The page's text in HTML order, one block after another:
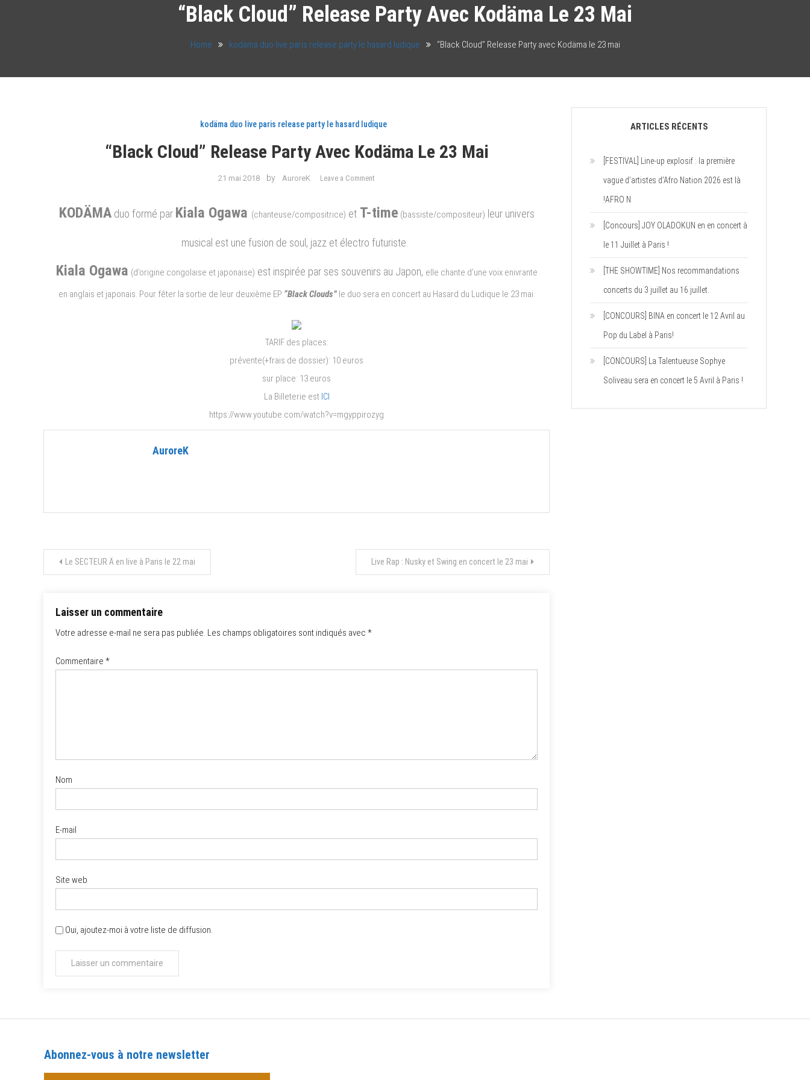
“Black Cloud” Release Party Avec Kodäma Le 23 Mai
Home kodäma duo live paris release party le hasard ludique “Black Cloud” Release Party avec Kodäma le 23 mai
kodäma duo live paris release party le hasard ludique
“Black Cloud” Release Party Avec Kodäma Le 23 Mai
21 mai 2018 by AuroreK Leave a Comment
Release
avec
le
KODÄMAduo formé par Kiala Ogawa (chanteuse/compositrice) et T-time (bassiste/compositeur) leur univers
musical est une fusion de soul, jazz et électro futuriste.
Kiala Ogawa (d’origine congolaise et japonaise) est inspirée par ses souvenirs au Japon, elle chante d’une voix enivrante
en anglais et japonais. Pour fêter la sortie de leur deuxième EP “Black Clouds” le duo sera en concert au Hasard du Ludique le 23 mai.
TARIF des places:
prévente(+frais de dossier): 10 euros
sur place: 13 euros
La Billeterie est ICI
https://www.youtube.com/watch?v=mgyppirozyg
AuroreK
Navigation
l’article
Le SECTEUR Ä en live à Paris le 22 mai Live Rap : Nusky et Swing en concert le 23 mai
Laisser un commentaire
Votre adresse e-mail ne sera pas publiée. Les champs obligatoires sont indiqués avec *
Commentaire *
Nom
E-mail
Site web
Oui, ajoutez-moi à votre liste de diffusion.
ARTICLES RÉCENTS
[FESTIVAL] Line-up explosif : la première
vague d’artistes d’Afro Nation 2026 est là
!AFRO N
[Concours] JOY OLADOKUN en en concert à
le 11 Juillet à Paris !
[THE SHOWTIME] Nos recommandations
concerts du 3 juillet au 16 juillet.
[CONCOURS] BINA en concert le 12 Avril au
Pop du Label à Paris!
[CONCOURS] La Talentueuse Sophye
Soliveau sera en concert le 5 Avril à Paris !
Abonnez-vous à notre newsletter